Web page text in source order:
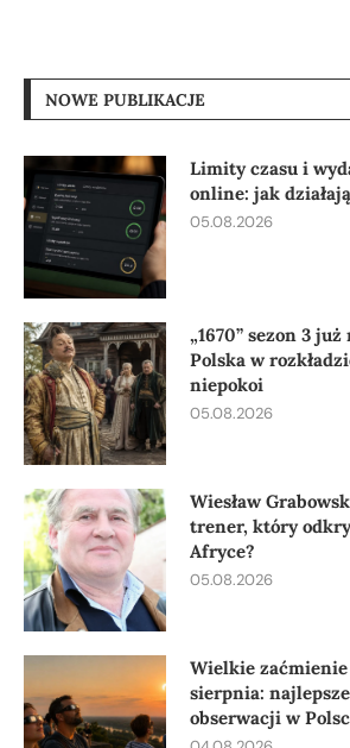
NOWE PUBLIKACJE
Limity czasu i
online: jak działają
05.08.2026
„1670” sezon 3
Polska w
niepokoi
05.08.2026
Wiesław
trener, który
Afryce?
05.08.2026
Wielkie zaćmienie
sierpnia:
obserwacji w